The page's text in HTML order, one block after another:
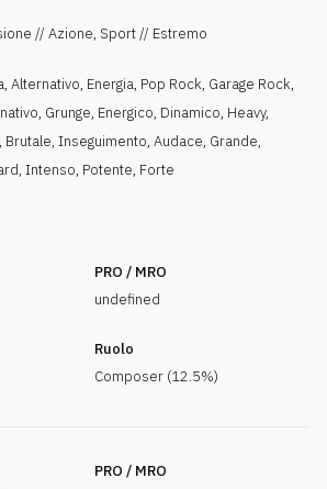
// Azione, Sport // Estremo
, Alternativo, Energia, Pop Rock, Garage Rock,
, Grunge, Energico, Dinamico, Heavy,
, Brutale, Inseguimento, Audace, Grande,
, Intenso, Potente, Forte
PRO / MRO
undefined
Ruolo
Composer (12.5%)
PRO / MRO